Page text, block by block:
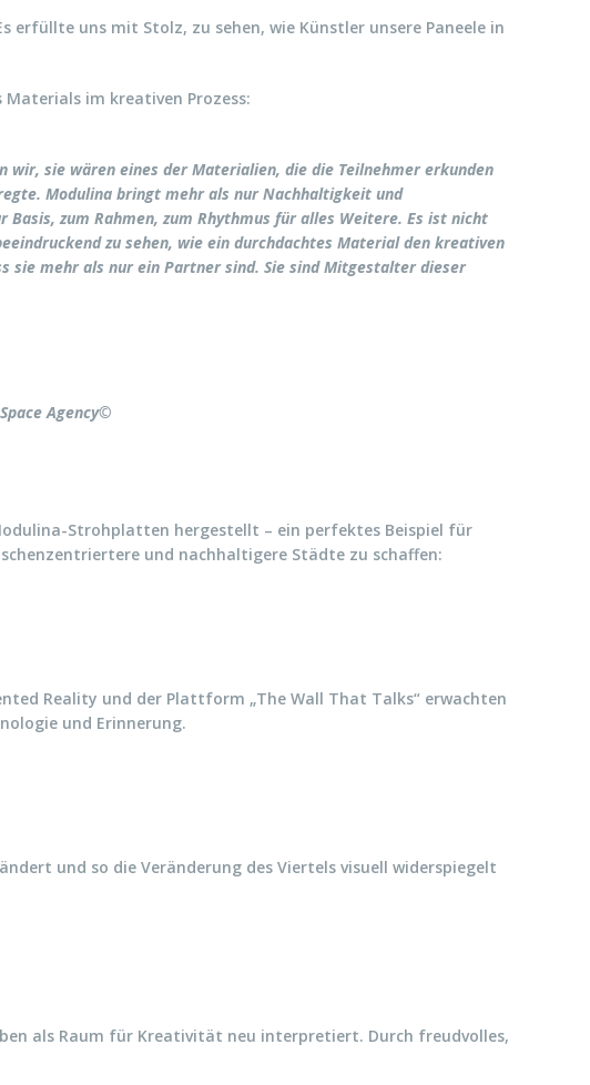
uns mit Stolz, zu sehen, wie Künstler unsere Paneele in
Materials im kreativen Prozess:
wir, sie wären eines der Materialien, die die Teilnehmer erkunden
Modulina bringt mehr als nur Nachhaltigkeit und
zum Rahmen, zum Rhythmus für alles Weitere. Es ist nicht
zu sehen, wie ein durchdachtes Material den kreativen
sie mehr als nur ein Partner sind. Sie sind Mitgestalter dieser
Agency©
Strohplatten hergestellt – ein perfektes Beispiel für
und nachhaltigere Städte zu schaffen:
Reality und der Plattform „The Wall That Talks“ erwachten
und Erinnerung.
und so die Veränderung des Viertels visuell widerspiegelt
als Raum für Kreativität neu interpretiert. Durch freudvolles,